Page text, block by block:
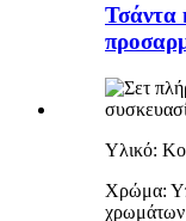
Τσάντα
Υλικό:
Χρώμα:
χρωμάτων